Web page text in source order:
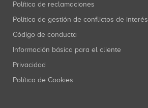
Política de reclamaciones
Política de gestión de conflictos de interés
Código de conducta
Información básica para el cliente
Privacidad
Política de Cookies